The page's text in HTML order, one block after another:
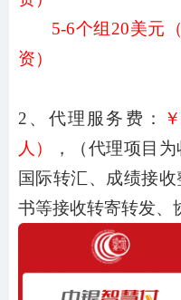
5-6个组20美元
资）
2、代理服务费： ￥
人）
，（代理项目
国际转汇、成绩接
书等接收转寄转发、